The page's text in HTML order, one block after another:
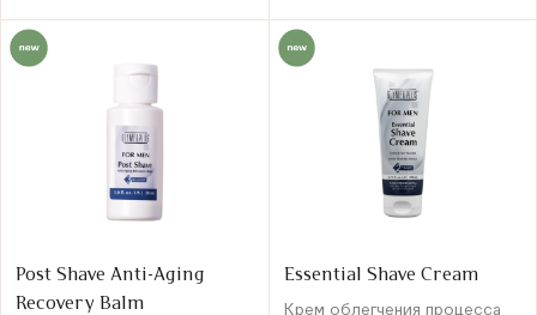
Post Shave Anti-Aging
Recovery Balm
Essential Shave Cream
Крем облегчения процесса